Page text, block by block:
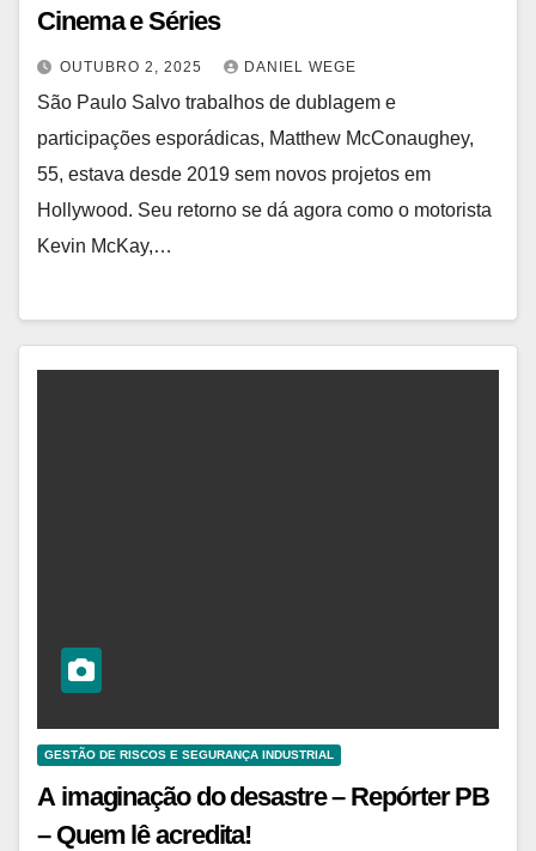
Cinema e Séries
OUTUBRO 2, 2025 DANIEL WEGE
São Paulo Salvo trabalhos de dublagem e
participações esporádicas, Matthew McConaughey,
55, estava desde 2019 sem novos projetos em
Hollywood. Seu retorno se dá agora como o motorista
Kevin McKay,…
GESTÃO DE RISCOS E SEGURANÇA INDUSTRIAL
A imaginação do desastre – Repórter PB
– Quem lê acredita!